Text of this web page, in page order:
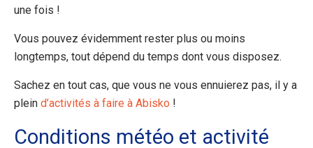
une fois !
Vous pouvez évidemment rester plus ou moins
longtemps, tout dépend du temps dont vous disposez.
Sachez en tout cas, que vous ne vous ennuierez pas, il y a
plein d’activités à faire à Abisko !
Conditions météo et activité